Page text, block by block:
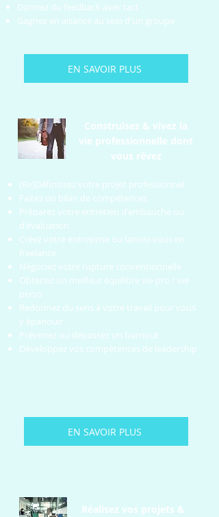
Donnez du feedback avec tact
Gagnez en aisance au sein d'un groupe
EN SAVOIR PLUS
Construisez & vivez la
vie professionnelle dont
vous rêvez
(Re)Définissez votre projet professionnel
Faites un bilan de compétences
Préparez votre entretien d'embauche ou
d'évaluation
Créez votre entreprise ou lancez-vous en
freelance
Négociez votre rupture conventionnelle
Obtenez un meilleur équilibre vie pro / vie
perso
Redonnez du sens à votre travail pour vous
y épanouir
Prévenez ou dépassez un burnout
Développez vos compétences de leadership
EN SAVOIR PLUS
Réalisez vos projets &